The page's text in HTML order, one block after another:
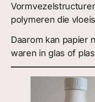
polymeren die
Daarom kan papier
waren in glas of